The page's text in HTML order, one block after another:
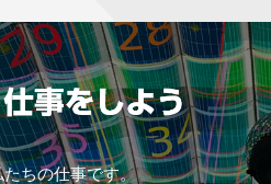
たちの仕事です。